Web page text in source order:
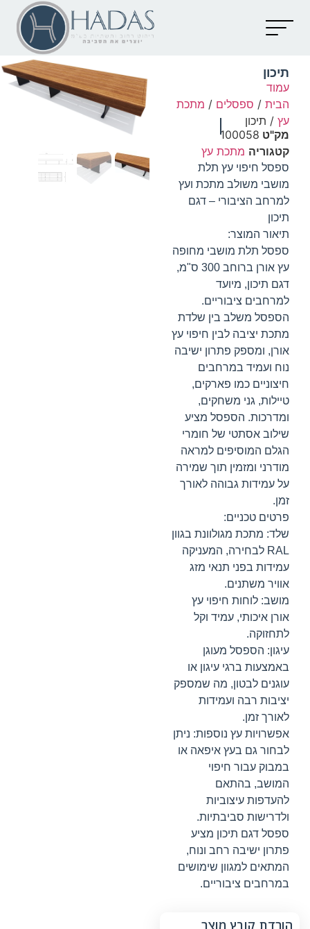
תיכון
עמוד
הבית / ספסלים / מתכת
עץ / תיכון
מק"ט 100058
קטגוריה מתכת עץ
ספסל חיפוי עץ תלת
מושבי משולב מתכת ועץ
למרחב הציבורי – דגם
תיכון
תיאור המוצר:
ספסל תלת מושבי מחופה
עץ אורן ברוחב 300 ס"מ,
דגם תיכון, מיועד
למרחבים ציבוריים.
הספסל משלב בין שלדת
מתכת יציבה לבין חיפוי עץ
אורן, ומספק פתרון ישיבה
נוח ועמיד במרחבים
חיצוניים כמו פארקים,
טיילות, גני משחקים,
ומדרכות. הספסל מציע
שילוב אסתטי של חומרי
הגלם המוסיפים למראה
מודרני ומזמין תוך שמירה
על עמידות גבוהה לאורך
זמן.
פרטים טכניים:
שלד: מתכת מגולוונת בגוון
RAL לבחירה, המעניקה
עמידות בפני תנאי מזג
אוויר משתנים.
מושב: לוחות חיפוי עץ
אורן איכותי, עמיד וקל
לתחזוקה.
עיגון: הספסל מעוגן
באמצעות ברגי עיגון או
עוגנים לבטון, מה שמספק
יציבות רבה ועמידות
לאורך זמן.
אפשרויות עץ נוספות: ניתן
לבחור גם בעץ איפאה או
במבוק עבור חיפוי
המושב, בהתאם
להעדפות עיצוביות
ולדרישות סביבתיות.
ספסל דגם תיכון מציע
פתרון ישיבה רחב ונוח,
המתאים למגוון שימושים
במרחבים ציבוריים.